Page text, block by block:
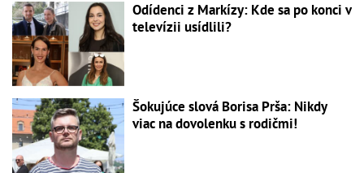
Odídenci z Markízy: Kde sa po konci v
televízii usídlili?
Šokujúce slová Borisa Prša: Nikdy
viac na dovolenku s rodičmi!